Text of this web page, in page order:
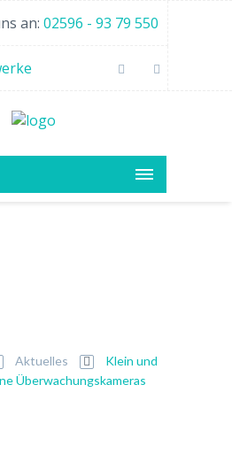
an: 02596 - 93 79 550
Aktuelles
Klein und
Überwachungskameras